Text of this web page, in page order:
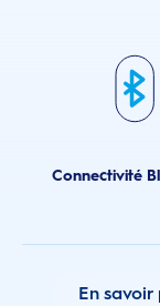
Connectivité
En savoir